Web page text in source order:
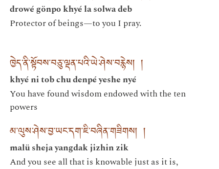
drowé gönpo khyé la solwa deb
Protector of beings—to you I pray.
ཁྱེད་ནི་སྟོབས་བཅུ་ལྡན་པའི་ཡེ་ཤེས་བརྙེས། །
khyé ni tob chu denpé yeshe nyé
You have found wisdom endowed with the ten
powers
མ་ལུས་ཤེས་བྱ་ཡང་དག་ཇི་བཞིན་གཟིགས། །
malü sheja yangdak jizhin zik
And you see all that is knowable just as it is,